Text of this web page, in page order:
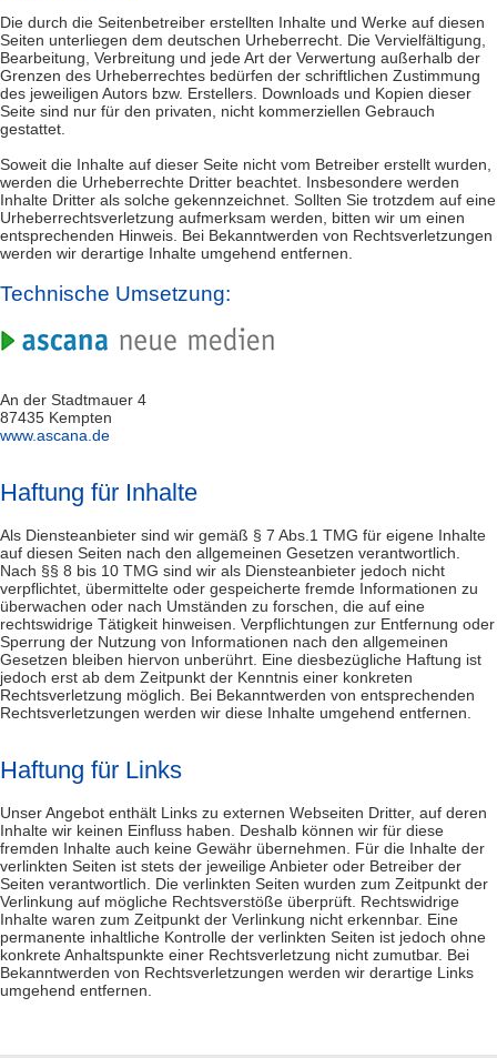
Die durch die Seitenbetreiber erstellten Inhalte und Werke auf diesen
Seiten unterliegen dem deutschen Urheberrecht. Die Vervielfältigung,
Bearbeitung, Verbreitung und jede Art der Verwertung außerhalb der
Grenzen des Urheberrechtes bedürfen der schriftlichen Zustimmung
des jeweiligen Autors bzw. Erstellers. Downloads und Kopien dieser
Seite sind nur für den privaten, nicht kommerziellen Gebrauch
gestattet.
Soweit die Inhalte auf dieser Seite nicht vom Betreiber erstellt wurden,
werden die Urheberrechte Dritter beachtet. Insbesondere werden
Inhalte Dritter als solche gekennzeichnet. Sollten Sie trotzdem auf eine
Urheberrechtsverletzung aufmerksam werden, bitten wir um einen
entsprechenden Hinweis. Bei Bekanntwerden von Rechtsverletzungen
werden wir derartige Inhalte umgehend entfernen.
Technische Umsetzung:
An der Stadtmauer 4
87435 Kempten
www.ascana.de
Haftung für Inhalte
Als Diensteanbieter sind wir gemäß § 7 Abs.1 TMG für eigene Inhalte
auf diesen Seiten nach den allgemeinen Gesetzen verantwortlich.
Nach §§ 8 bis 10 TMG sind wir als Diensteanbieter jedoch nicht
verpflichtet, übermittelte oder gespeicherte fremde Informationen zu
überwachen oder nach Umständen zu forschen, die auf eine
rechtswidrige Tätigkeit hinweisen. Verpflichtungen zur Entfernung oder
Sperrung der Nutzung von Informationen nach den allgemeinen
Gesetzen bleiben hiervon unberührt. Eine diesbezügliche Haftung ist
jedoch erst ab dem Zeitpunkt der Kenntnis einer konkreten
Rechtsverletzung möglich. Bei Bekanntwerden von entsprechenden
Rechtsverletzungen werden wir diese Inhalte umgehend entfernen.
Haftung für Links
Unser Angebot enthält Links zu externen Webseiten Dritter, auf deren
Inhalte wir keinen Einfluss haben. Deshalb können wir für diese
fremden Inhalte auch keine Gewähr übernehmen. Für die Inhalte der
verlinkten Seiten ist stets der jeweilige Anbieter oder Betreiber der
Seiten verantwortlich. Die verlinkten Seiten wurden zum Zeitpunkt der
Verlinkung auf mögliche Rechtsverstöße überprüft. Rechtswidrige
Inhalte waren zum Zeitpunkt der Verlinkung nicht erkennbar. Eine
permanente inhaltliche Kontrolle der verlinkten Seiten ist jedoch ohne
konkrete Anhaltspunkte einer Rechtsverletzung nicht zumutbar. Bei
Bekanntwerden von Rechtsverletzungen werden wir derartige Links
umgehend entfernen.